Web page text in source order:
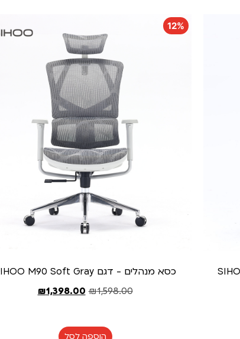
12%
כסא מנהלים - דגם SIHOO M90 Soft Gray
₪1,598.00
₪1,398.00
הוספה לסל